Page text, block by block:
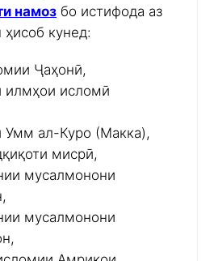
намоз бо истифода аз
кунед:
Ҷаҳонӣ,
илмҳои исломӣ
Умм ал-Куро (Макка),
мисрӣ,
мусалмонони
мусалмонони